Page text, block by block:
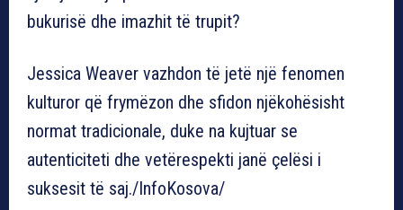
bukurisë dhe imazhit të trupit?
Jessica Weaver vazhdon të jetë një fenomen
kulturor që frymëzon dhe sfidon njëkohësisht
normat tradicionale, duke na kujtuar se
autenticiteti dhe vetërespekti janë çelësi i
suksesit të saj./InfoKosova/